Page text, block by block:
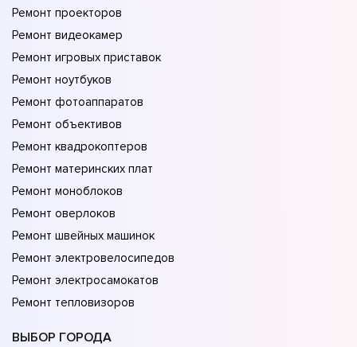
Ремонт проекторов
Ремонт видеокамер
Ремонт игровых приставок
Ремонт ноутбуков
Ремонт фотоаппаратов
Ремонт объективов
Ремонт квадрокоптеров
Ремонт материнских плат
Ремонт моноблоков
Ремонт оверлоков
Ремонт швейных машинок
Ремонт электровелосипедов
Ремонт электросамокатов
Ремонт тепловизоров
ВЫБОР ГОРОДА